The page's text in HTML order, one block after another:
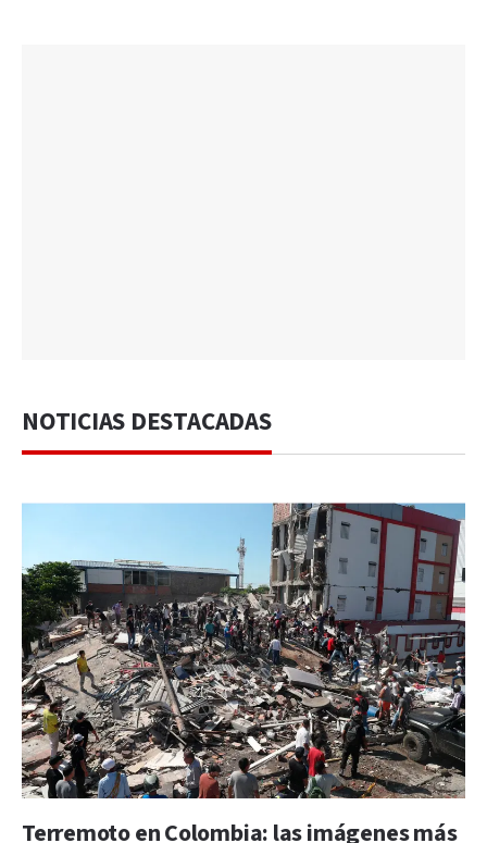
NOTICIAS DESTACADAS
Terremoto en Colombia: las imágenes más